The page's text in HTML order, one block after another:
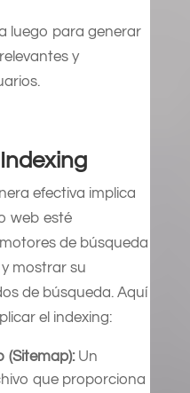
luego para generar
y
efectiva implica
web esté
de búsqueda
mostrar su
de búsqueda. Aquí
el indexing:
(Sitemap):Un
que proporciona